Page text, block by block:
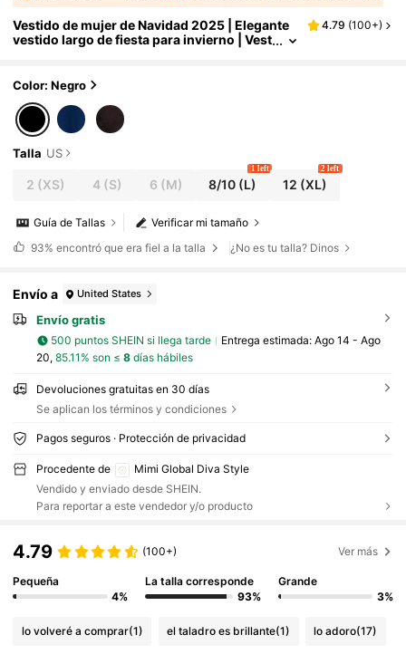
Vestido de mujer de Navidad 2025 | Elegante
vestido largo de fiesta para invierno | Vest
| Perfecto para Nochevieja, citas festivas, cen
as formales de verano
4.79 (100+)
Color: Negro
Talla US
2 (XS) 4(S) 6 (M) 8/10 (L)
1 left
12 (XL)
2 left
Verificar mi tamaño
Guía de Tallas
93% encontró que era fiel a la talla ¿No es tu talla? Dinos
Envío a United States
Envío gratis
500 puntos SHEIN si llega tarde Entrega estimada: Ago 14 - Ago
20, 85.11% son ≤ 8días hábiles
Devoluciones gratuitas en 30 días
Se aplican los términos y condiciones
Pagos seguros · Protección de privacidad
Procedente de
Mimi Global Diva Style
Vendido y enviado desde SHEIN.
Para reportar a este vendedor y/o producto
4.79 (100+) Ver más
Pequeña
4%
La talla corresponde
93%
Grande
3%
lo volveré a comprar(1) el taladro es brillante(1) lo adoro(17)